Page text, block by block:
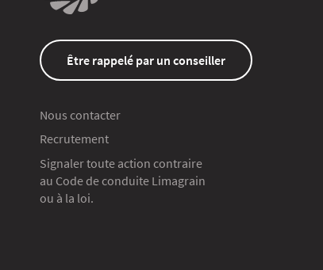
Être rappelé par un conseiller
Nous contacter
Recrutement
Signaler toute action contraire
au Code de conduite Limagrain
ou à la loi.